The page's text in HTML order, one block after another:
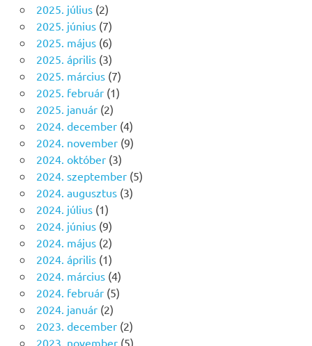
2025. július(2)
2025. június(7)
2025. május(6)
2025. április(3)
2025. március(7)
2025. február(1)
2025. január(2)
2024. december(4)
2024. november(9)
2024. október(3)
2024. szeptember(5)
2024. augusztus(3)
2024. július(1)
2024. június(9)
2024. május(2)
2024. április(1)
2024. március(4)
2024. február(5)
2024. január(2)
2023. december(2)
2023. november(5)